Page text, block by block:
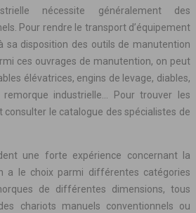
nécessite généralement des
Pour rendre le transport d’équipement
sa disposition des outils de manutention
ces ouvrages de manutention, on peut
élévatrices, engins de levage, diables,
remorque industrielle… Pour trouver les
consulter le catalogue des spécialistes de
une forte expérience concernant la
a le choix parmi différentes catégories
de différentes dimensions, tous
chariots manuels conventionnels ou